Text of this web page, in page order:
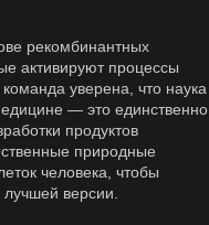
рекомбинантных
активируют процессы
уверена, что наука
— это единственно
продуктов
природные
человека, чтобы
версии.